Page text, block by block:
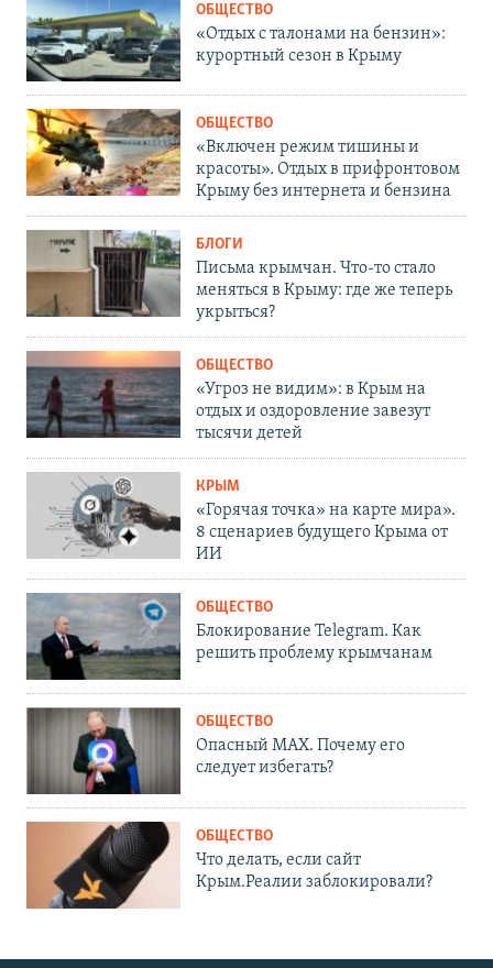
ОБЩЕСТВО
«Отдых с талонами на бензин»:
курортный сезон в Крыму
ОБЩЕСТВО
«Включен режим тишины и
красоты». Отдых в прифронтовом
Крыму без интернета и бензина
БЛОГИ
Письма крымчан. Что-то стало
меняться в Крыму: где же теперь
укрыться?
ОБЩЕСТВО
«Угроз не видим»: в Крым на
отдых и оздоровление завезут
тысячи детей
КРЫМ
«Горячая точка» на карте мира».
8 сценариев будущего Крыма от
ИИ
ОБЩЕСТВО
Блокирование Telegram. Как
решить проблему крымчанам
ОБЩЕСТВО
Опасный MAX. Почему его
следует избегать?
ОБЩЕСТВО
Что делать, если сайт
Крым.Реалии заблокировали?